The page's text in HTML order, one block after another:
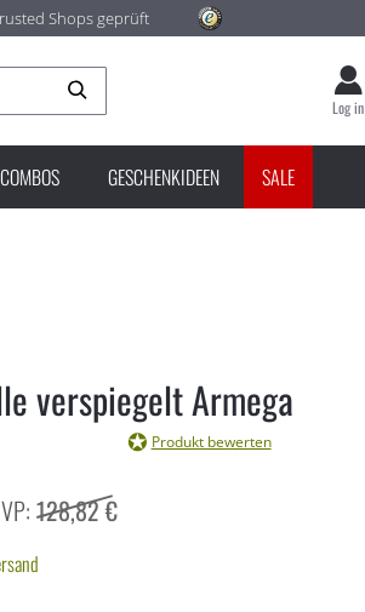
Shops geprüft
Log in
COMBOS GESCHENKIDEEN SALE
verspiegelt Armega
Produkt bewerten
128,82 €